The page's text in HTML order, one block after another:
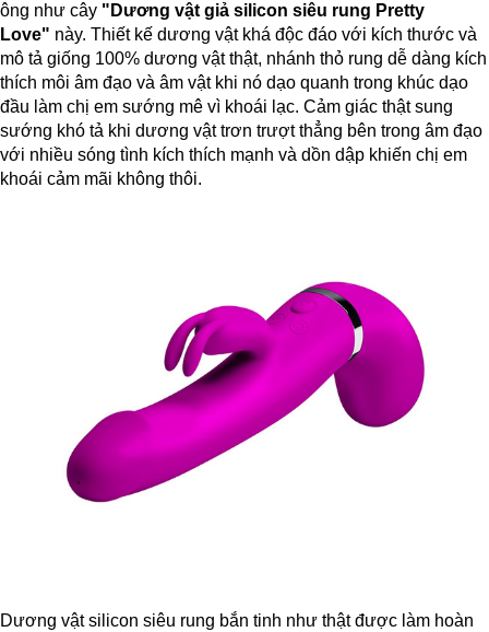
ông như cây "Dương vật giả silicon siêu rung Pretty
Love" này. Thiết kế dương vật khá độc đáo với kích thước và
mô tả giống 100% dương vật thật, nhánh thỏ rung dễ dàng kích
thích môi âm đạo và âm vật khi nó dạo quanh trong khúc dạo
đầu làm chị em sướng mê vì khoái lạc. Cảm giác thật sung
sướng khó tả khi dương vật trơn trượt thẳng bên trong âm đạo
với nhiều sóng tình kích thích mạnh và dồn dập khiến chị em
khoái cảm mãi không thôi.
Dương vật silicon siêu rung bắn tinh như thật được làm hoàn